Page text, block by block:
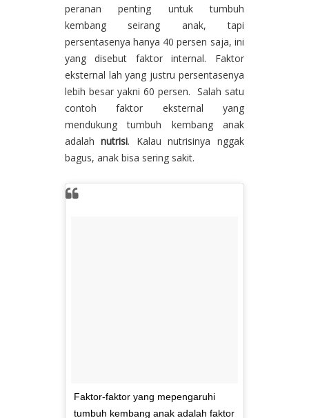
peranan penting untuk tumbuh
kembang seirang anak, tapi
persentasenya hanya 40 persen saja, ini
yang disebut faktor internal. Faktor
eksternal lah yang justru persentasenya
lebih besar yakni 60 persen. Salah satu
contoh faktor eksternal yang
mendukung tumbuh kembang anak
adalahnutrisi. Kalau nutrisinya nggak
bagus, anak bisa sering sakit.
Faktor-faktor yang mepengaruhi
tumbuh kembang anak adalah faktor